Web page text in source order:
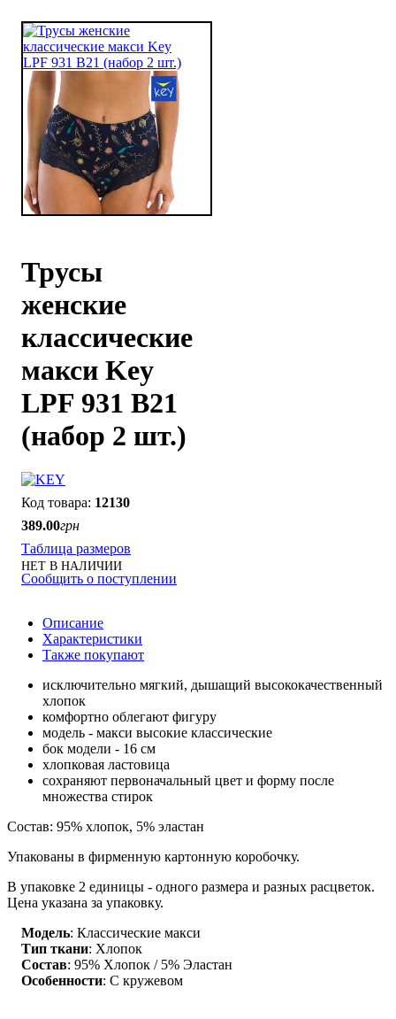
Трусы
женские
классические
макси Key
LPF 931 B21
(набор 2 шт.)
12130
389.00грн
Таблица размеров
НЕТ В НАЛИЧИИ
Сообщить о поступлении
Описание
Характеристики
Также покупают
исключительно мягкий, дышащий высококачественный
хлопок
комфортно облегают фигуру
модель - макси высокие классические
бок модели - 16 см
хлопковая ластовица
сохраняют первоначальный цвет и форму после
множества стирок
Состав: 95% хлопок, 5% эластан
Упакованы в фирменную картонную коробочку.
В упаковке 2 единицы - одного размера и разных расцветок.
Цена указана за упаковку.
Модель: Классические макси
Тип ткани: Хлопок
Состав: 95% Хлопок / 5% Эластан
Особенности: С кружевом